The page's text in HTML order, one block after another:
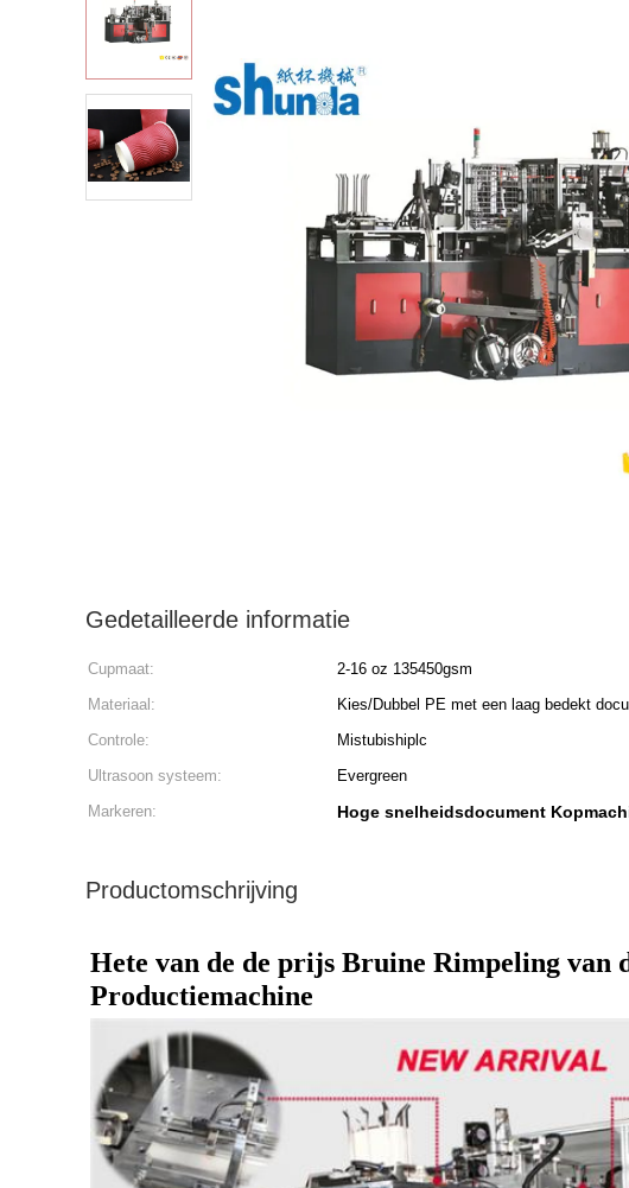
Gedetailleerde informatie
Cupmaat: 2-16 oz 135450gsm
Materiaal:
Kies/Dubbel PE met een laag bedekt
Controle:
Mistubishiplc
Ultrasoon systeem:
Evergreen
Markeren:
Hoge snelheidsdocument
Productomschrijving
Hete van de de prijs Bruine Rimpeling
Productiemachine